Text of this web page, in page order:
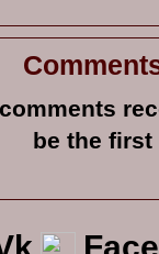
be the first